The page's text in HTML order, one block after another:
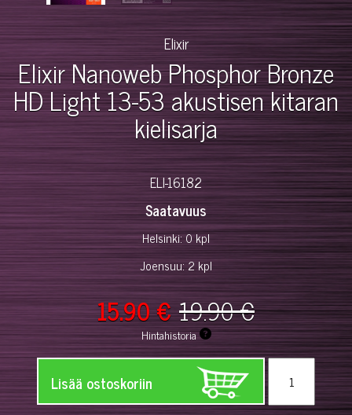
Elixir
Elixir Nanoweb Phosphor Bronze
HD Light 13-53 akustisen kitaran
kielisarja
ELI-16182
Saatavuus
Helsinki: 0 kpl
Joensuu: 2 kpl
15.90 €19.90 €
Hintahistoria
Lisää ostoskoriin